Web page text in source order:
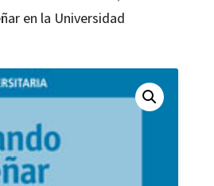
en la Universidad